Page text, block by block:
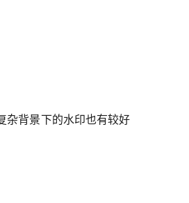
杂背景下的水印也有较好